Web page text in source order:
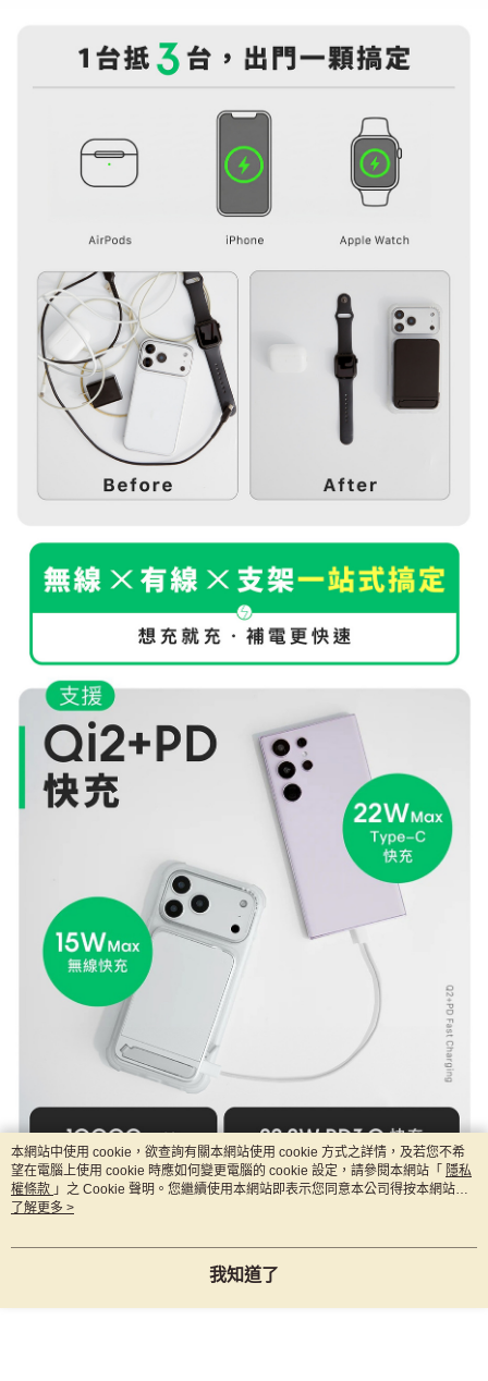
本網站中使用 cookie，欲查詢有關本網站使用 cookie 方式之詳情，及若您不希
望在電腦上使用 cookie 時應如何變更電腦的 cookie 設定，請參閱本網站「 隱私
權條款 」之 Cookie 聲明。您繼續使用本網站即表示您同意本公司得按本網站使
用條款之 Cookie 聲明使用 cookie。
了解更多 >
我知道了